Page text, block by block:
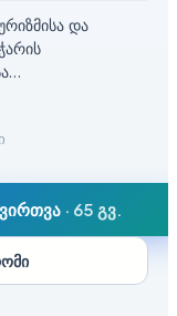
და
· 65 გვ.